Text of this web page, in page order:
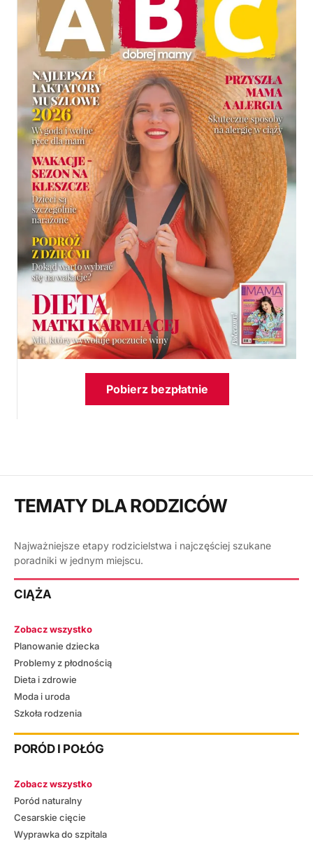
Pobierz bezpłatnie
TEMATY DLA RODZICÓW
Najważniejsze etapy rodzicielstwa i najczęściej szukane
poradniki w jednym miejscu.
CIĄŻA
Zobacz wszystko
Planowanie dziecka
Problemy z płodnością
Dieta i zdrowie
Moda i uroda
Szkoła rodzenia
PORÓD I POŁÓG
Zobacz wszystko
Poród naturalny
Cesarskie cięcie
Wyprawka do szpitala